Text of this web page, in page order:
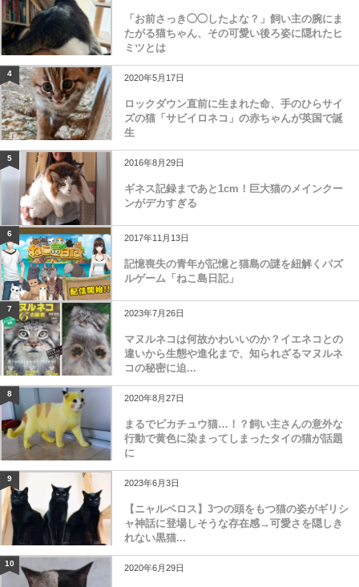
「お前さっき◯◯したよな？」飼い主の腕にま
たがる猫ちゃん、その可愛い後ろ姿に隠れたヒ
ミツとは
4 2020年5月17日
ロックダウン直前に生まれた命、手のひらサイ
ズの猫「サビイロネコ」の赤ちゃんが英国で誕
生
5 2016年8月29日
ギネス記録まであと1cm！巨大猫のメインクー
ンがデカすぎる
6 2017年11月13日
記憶喪失の青年が記憶と猫島の謎を紐解くパズ
ルゲーム「ねこ島日記」
7 2023年7月26日
マヌルネコは何故かわいいのか？イエネコとの
違いから生態や進化まで、知られざるマヌルネ
コの秘密に迫...
8 2020年8月27日
まるでピカチュウ猫…！？飼い主さんの意外な
行動で黄色に染まってしまったタイの猫が話題
に
9 2023年6月3日
【ニャルベロス】3つの頭をもつ猫の姿がギリシ
ャ神話に登場しそうな存在感→可愛さを隠しき
れない黒猫...
10 2020年6月29日